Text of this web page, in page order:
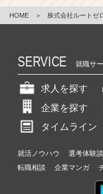
HOME ＞ 株式会社ルートゼ
SERVICE 就職サ
求人を探す
企業を探す
タイムライン
就活ノウハウ 選考体験談
転職相談
企業マンガ